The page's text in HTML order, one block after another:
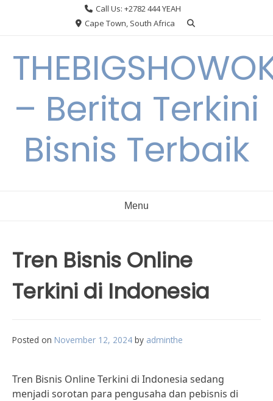
Call Us: +2782 444 YEAH
Cape Town, South Africa
– Berita Terkini
Bisnis Terbaik
Menu
Tren Bisnis Online
Terkini di Indonesia
Posted on November 12, 2024 by adminthe
Tren Bisnis Online Terkini di Indonesia sedang
menjadi sorotan para pengusaha dan pebisnis di